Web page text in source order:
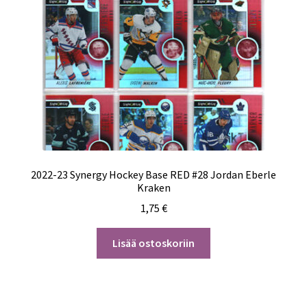
2022-23 Synergy Hockey Base RED #28 Jordan Eberle
Kraken
1,75 €
Lisää ostoskoriin